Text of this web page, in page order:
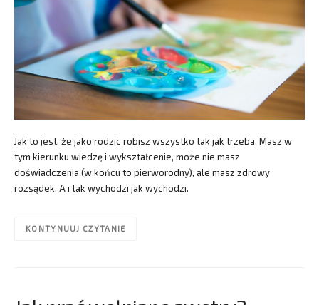
Jak to jest, że jako rodzic robisz wszystko tak jak trzeba. Masz w
tym kierunku wiedzę i wykształcenie, może nie masz
doświadczenia (w końcu to pierworodny), ale masz zdrowy
rozsądek. A i tak wychodzi jak wychodzi.
KONTYNUUJ CZYTANIE